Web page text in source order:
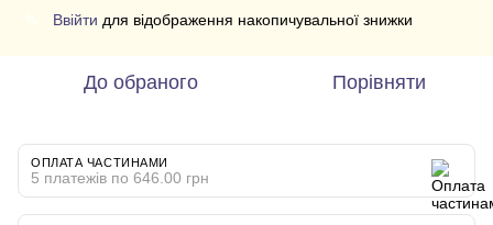
Ввійти для відображення накопичувальної знижки
До обраного Порівняти
ОПЛАТА ЧАСТИНАМИ
5 платежів по 646.00 грн